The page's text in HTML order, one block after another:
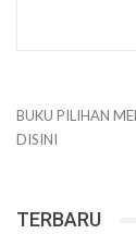
BUKU PILIHAN
DISINI
TERBARU